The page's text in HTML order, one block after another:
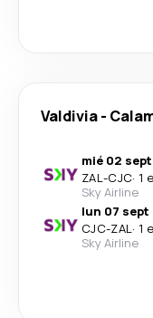
Valdivia-
mié 02 sept
ZAL-CJC· 1
Sky Airline
lun 07 sept
CJC-ZAL· 1
Sky Airline